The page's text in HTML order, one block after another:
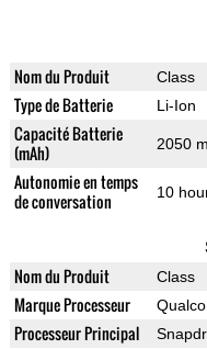
Nom du Produit Class
Type de Batterie Li-Ion
Capacité Batterie
(mAh)
2050
Autonomie en temps
de conversation
10
Nom du Produit Class
Marque Processeur
Processeur Principal